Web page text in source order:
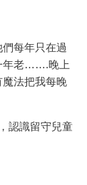
每年只在過
年老…….晚上
法把我每晚
認識留守兒童